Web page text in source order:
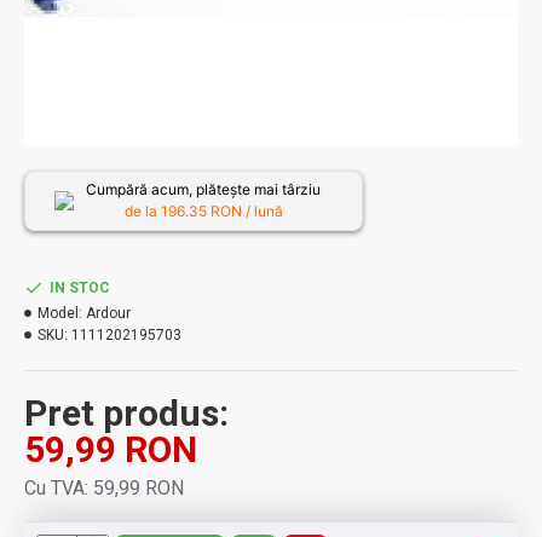
Pret produs:
59,99 RON
Cu TVA: 59,99 RON
IN STOC
Model: Ardour
SKU: 1111202195703
Cumpără acum, plătește mai târziu
de la 196.35RON / lună